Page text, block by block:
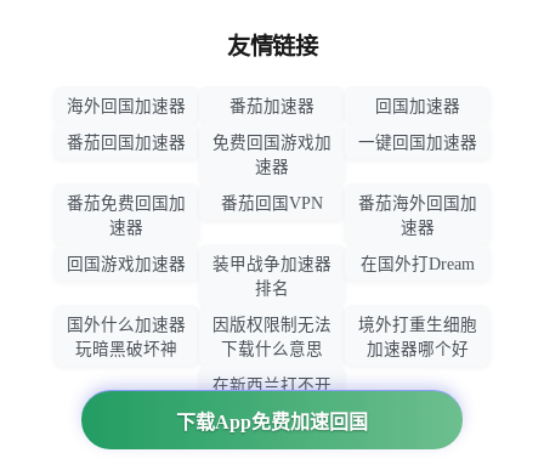
下载App免费加速回国
友情链接
海外回国加速器 番茄加速器
回国加速器
番茄回国加速器
免费回国游戏加
速器
一键回国加速器
番茄免费回国加
速器
番茄回国VPN
番茄海外回国加
速器
回国游戏加速器
装甲战争加速器
排名
在国外打Dream
国外什么加速器
玩暗黑破坏神
因版权限制无法
下载什么意思
境外打重生细胞
加速器哪个好
在新西兰打不开
大智慧怎么办